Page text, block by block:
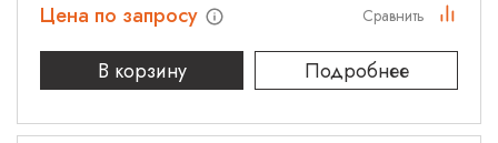
Цена по запросу
В корзину
Подробнее
Сравнить